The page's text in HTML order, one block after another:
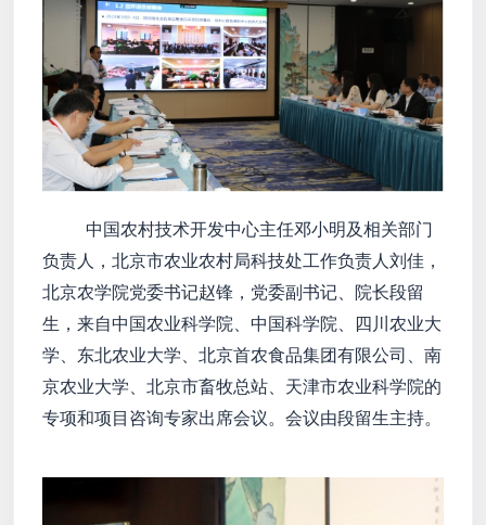
中国农村技术开发中心主任邓小明及相关部门
负责人，北京市农业农村局科技处工作负责人刘佳，
北京农学院党委书记赵锋，党委副书记、院长段留
生，来自中国农业科学院、中国科学院、四川农业大
学、东北农业大学、北京首农食品集团有限公司、南
京农业大学、北京市畜牧总站、天津市农业科学院的
专项和项目咨询专家出席会议。会议由段留生主持。